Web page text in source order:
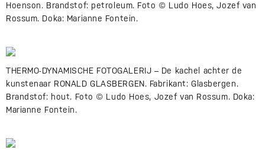
Hoenson. Brandstof: petroleum. Foto © Ludo Hoes, Jozef van
Rossum. Doka: Marianne Fontein.
THERMO-DYNAMISCHE FOTOGALERIJ – De kachel achter de
kunstenaar RONALD GLASBERGEN. Fabrikant: Glasbergen.
Brandstof: hout. Foto © Ludo Hoes, Jozef van Rossum. Doka:
Marianne Fontein.